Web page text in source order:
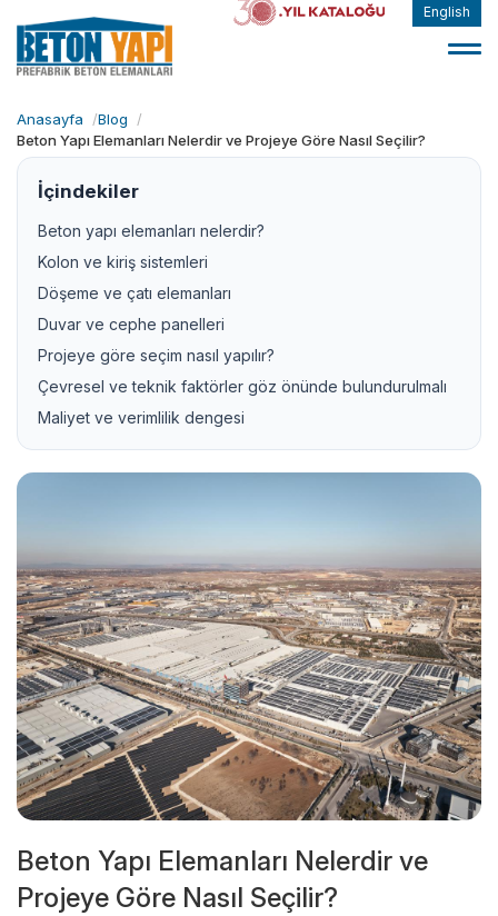
English
Anasayfa
Blog
Beton Yapı Elemanları Nelerdir ve Projeye Göre Nasıl Seçilir?
İçindekiler
Beton yapı elemanları nelerdir?
Kolon ve kiriş sistemleri
Döşeme ve çatı elemanları
Duvar ve cephe panelleri
Projeye göre seçim nasıl yapılır?
Çevresel ve teknik faktörler göz önünde bulundurulmalı
Maliyet ve verimlilik dengesi
Beton Yapı Elemanları Nelerdir ve
Projeye Göre Nasıl Seçilir?